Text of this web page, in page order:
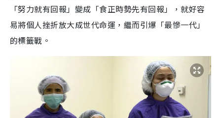
「努力就有回報」變成「食正時勢先有回報」，就好容
易將個人挫折放大成世代命運，繼而引爆「最慘一代」
的標籤戰。